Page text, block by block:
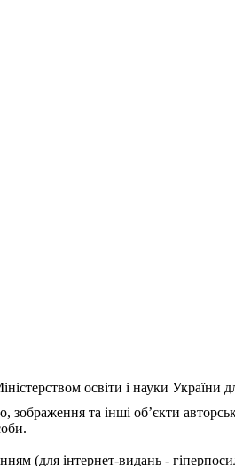
освіти і науки
та інші об’єкти
(для інтернет-видань -